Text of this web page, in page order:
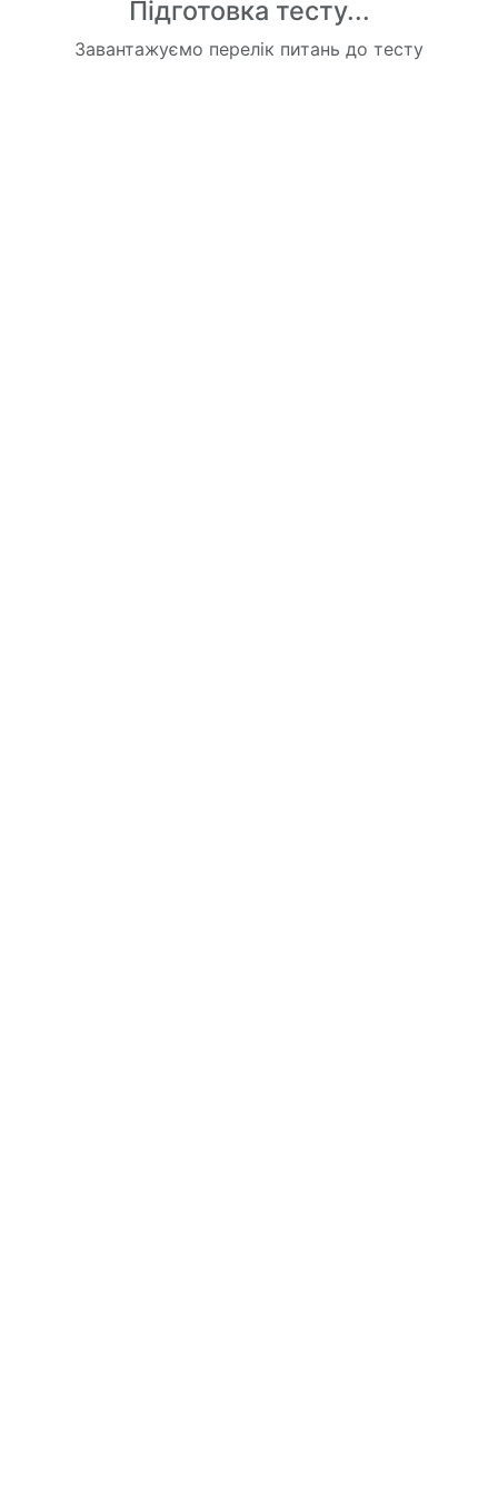
Підготовка тесту...
Завантажуємо перелік питань до тесту